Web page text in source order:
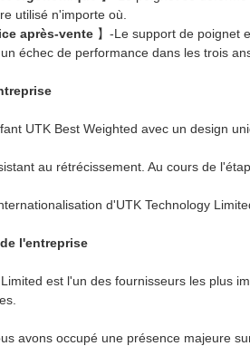
utilisé n'importe où.
après-vente 】-Le support de poignet
échec de performance dans les trois
UTK Best Weighted avec un design
au rétrécissement. Au cours de
d'UTK Technology
l'entreprise
Limited est l'un des fournisseurs les plus
avons occupé une présence majeure